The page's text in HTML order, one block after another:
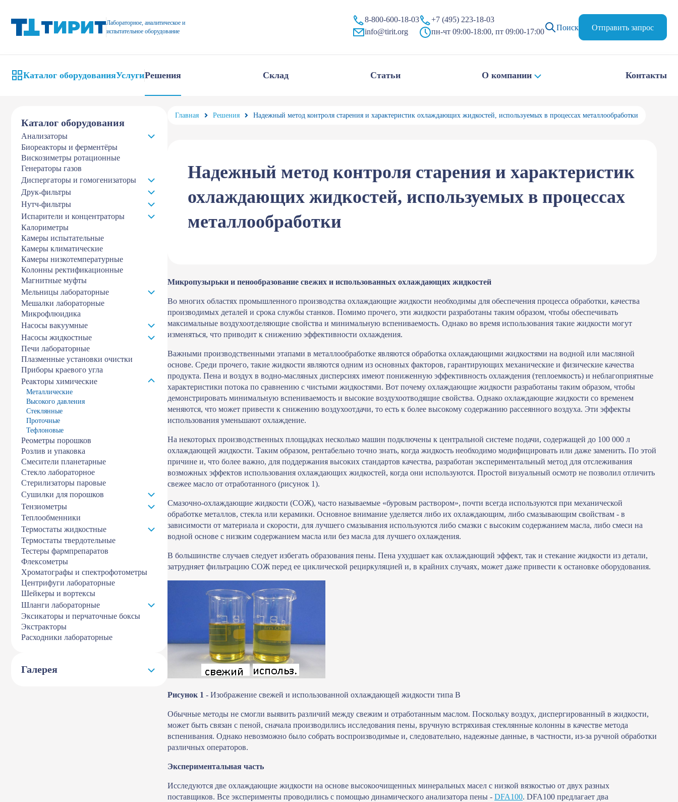
Лабораторное, аналитическое и
испытательное оборудование
8-800-600-18-03
info@tirit.org
+7 (495) 223-18-03
пн-чт 09:00-18:00, пт 09:00-17:00
Поиск Отправить запрос
Каталог оборудованияУслугиРешения Склад Статьи О компании Контакты
Каталог оборудования
Анализаторы
Биореакторы и ферментёры
Вискозиметры ротационные
Генераторы газов
Диспергаторы и гомогенизаторы
Друк-фильтры
Нутч-фильтры
Испарители и концентраторы
Калориметры
Камеры испытательные
Камеры климатические
Камеры низкотемпературные
Колонны ректификационные
Магнитные муфты
Мельницы лабораторные
Мешалки лабораторные
Микрофлюидика
Насосы вакуумные
Насосы жидкостные
Печи лабораторные
Плазменные установки очистки
Приборы краевого угла
Реакторы химические
Металлические
Высокого давления
Стеклянные
Проточные
Тефлоновые
Реометры порошков
Розлив и упаковка
Смесители планетарные
Стекло лабораторное
Стерилизаторы паровые
Сушилки для порошков
Тензиометры
Теплообменники
Термостаты жидкостные
Термостаты твердотельные
Тестеры фармпрепаратов
Флексометры
Хроматографы и спектрофотометры
Центрифуги лабораторные
Шейкеры и вортексы
Шланги лабораторные
Эксикаторы и перчаточные боксы
Экстракторы
Расходники лабораторные
Галерея
Главная Решения Надежный метод контроля старения и характеристик охлаждающих жидкостей, используемых в процессах металлообработки
Надежный метод контроля старения и характеристик
охлаждающих жидкостей, используемых в процессах
металлообработки
Микропузырьки и пенообразование свежих и использованных охлаждающих жидкостей
Во многих областях промышленного производства охлаждающие жидкости необходимы для обеспечения процесса обработки, качества
производимых деталей и срока службы станков. Помимо прочего, эти жидкости разработаны таким образом, чтобы обеспечивать
максимальные воздухоотделяющие свойства и минимальную вспениваемость. Однако во время использования такие жидкости могут
изменяться, что приводит к снижению эффективности охлаждения.
Важными производственными этапами в металлообработке являются обработка охлаждающими жидкостями на водной или масляной
основе. Среди прочего, такие жидкости являются одним из основных факторов, гарантирующих механические и физические качества
продукта. Пена и воздух в водно-масляных дисперсиях имеют пониженную эффективность охлаждения (теплоемкость) и неблагоприятные
характеристики потока по сравнению с чистыми жидкостями. Вот почему охлаждающие жидкости разработаны таким образом, чтобы
демонстрировать минимальную вспениваемость и высокие воздухоотводящие свойства. Однако охлаждающие жидкости со временем
меняются, что может привести к снижению воздухоотдачи, то есть к более высокому содержанию рассеянного воздуха. Эти эффекты
использования уменьшают охлаждение.
На некоторых производственных площадках несколько машин подключены к центральной системе подачи, содержащей до 100 000 л
охлаждающей жидкости. Таким образом, рентабельно точно знать, когда жидкость необходимо модифицировать или даже заменить. По этой
причине и, что более важно, для поддержания высоких стандартов качества, разработан экспериментальный метод для отслеживания
возможных эффектов использования охлаждающих жидкостей, когда они используются. Простой визуальный осмотр не позволил отличить
свежее масло от отработанного (рисунок 1).
Смазочно-охлаждающие жидкости (СОЖ), часто называемые «буровым раствором», почти всегда используются при механической
обработке металлов, стекла или керамики. Основное внимание уделяется либо их охлаждающим, либо смазывающим свойствам - в
зависимости от материала и скорости, для лучшего смазывания используются либо смазки с высоким содержанием масла, либо смеси на
водной основе с низким содержанием масла или без масла для лучшего охлаждения.
В большинстве случаев следует избегать образования пены. Пена ухудшает как охлаждающий эффект, так и стекание жидкости из детали,
затрудняет фильтрацию СОЖ перед ее циклической рециркуляцией и, в крайних случаях, может даже привести к остановке оборудования.
Рисунок 1 - Изображение свежей и использованной охлаждающей жидкости типа B
Обычные методы не смогли выявить различий между свежим и отработанным маслом. Поскольку воздух, диспергированный в жидкости,
может быть связан с пеной, сначала производились исследования пены, вручную встряхивая стеклянные колонны в качестве метода
вспенивания. Однако невозможно было собрать воспроизводимые и, следовательно, надежные данные, в частности, из-за ручной обработки
различных операторов.
Экспериментальная часть
Исследуются две охлаждающие жидкости на основе высокоочищенных минеральных масел с низкой вязкостью от двух разных
поставщиков. Все эксперименты проводились с помощью динамического анализатора пены - DFA100. DFA100 предлагает два